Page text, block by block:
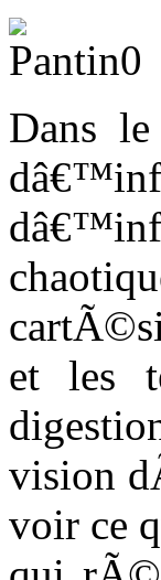
Dans
et les
vision
voir ce